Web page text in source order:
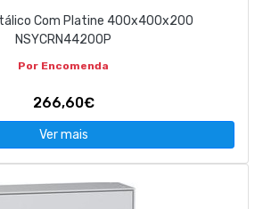
Com Platine 400x400x200
NSYCRN44200P
Por Encomenda
266,60€
Ver mais